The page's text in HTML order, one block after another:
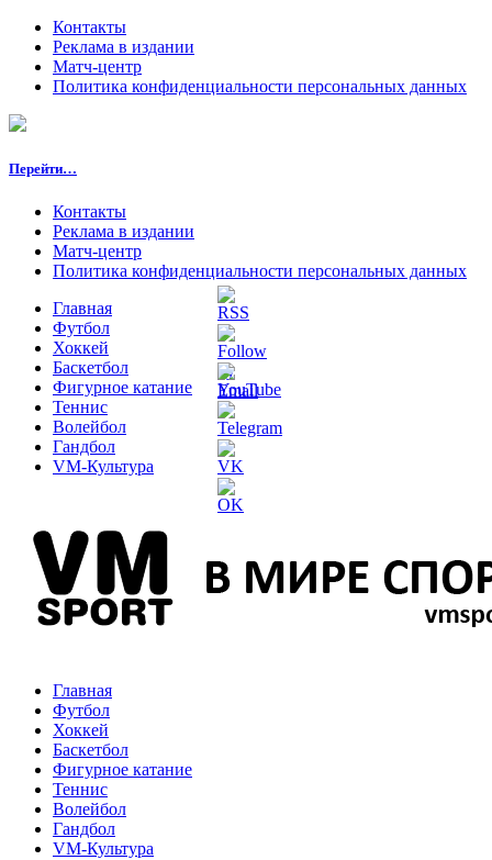
Контакты
Реклама в издании
Матч-центр
Политика конфиденциальности персональных данных
Перейти…
Контакты
Реклама в издании
Матч-центр
Политика конфиденциальности персональных данных
Главная
Футбол
Хоккей
Баскетбол
Фигурное катание
Теннис
Волейбол
Гандбол
VM-Культура
Главная
Футбол
Хоккей
Баскетбол
Фигурное катание
Теннис
Волейбол
Гандбол
VM-Культура